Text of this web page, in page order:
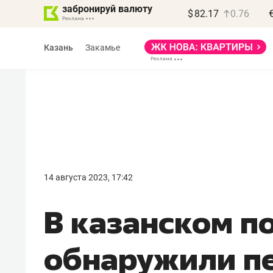
забронируй валюту $ 82.17 0.76
Казань Закамье
14 августа 2023, 17:42
В казанском
обнаружили
правил, бизнес может
потерять минимум